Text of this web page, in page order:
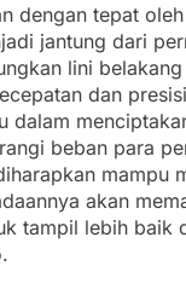
dengan tepat
jantung dari
lini
dan
dalam
beban para
mampu
akan
tampil lebih baik